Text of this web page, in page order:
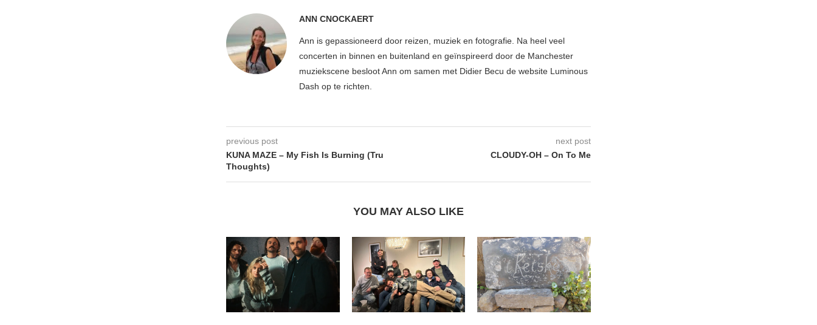
ANN CNOCKAERT
Ann is gepassioneerd door reizen, muziek en fotografie. Na heel veel
concerten in binnen en buitenland en geïnspireerd door de Manchester
muziekscene besloot Ann om samen met Didier Becu de website Luminous
Dash op te richten.
previous post
KUNA MAZE – My Fish Is Burning (Tru
Thoughts)
next post
CLOUDY-OH – On To Me
YOU MAY ALSO LIKE